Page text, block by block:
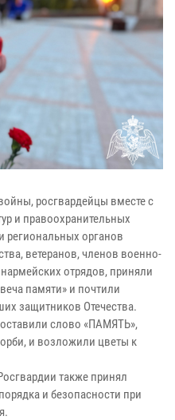
росгвардейцы вместе с
и правоохранительных
региональных органов
ветеранов, членов военно-
отрядов, приняли
памяти» и почтили
защитников Отечества.
слово «ПАМЯТЬ»,
и возложили цветы к
также принял
и безопасности при